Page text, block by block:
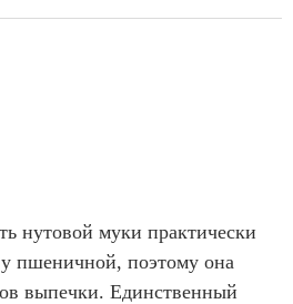
нутовой муки практически
пшеничной, поэтому она
выпечки. Единственный